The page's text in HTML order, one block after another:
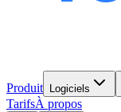
Produit Logiciels
TarifsÀ propos